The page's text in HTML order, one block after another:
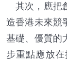
其次，應把
造香港未來競
基礎、優質的
步重點應放